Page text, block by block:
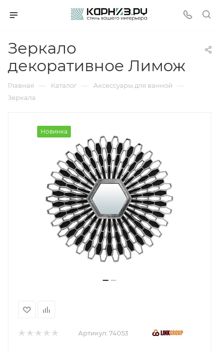
Зеркало
декоративное Лимож
Главная — Каталог — Аксессуары для ванной —
Зеркала
Новинка
Артикул: 74053